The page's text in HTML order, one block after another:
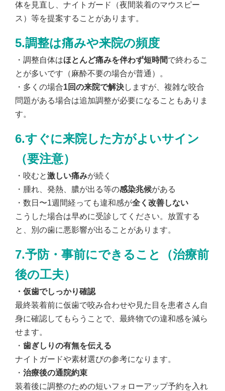
体を見直し、ナイトガード（夜間装着のマウスピー
ス）等を提案することがあります。
5.調整は痛みや来院の頻度
・調整自体はほとんど痛みを伴わず短時間で終わるこ
とが多いです（麻酔不要の場合が普通）。
・多くの場合1回の来院で解決しますが、複雑な咬合
問題がある場合は追加調整が必要になることもありま
す。
6.すぐに来院した方がよいサイン
（要注意）
・咬むと激しい痛みが続く
・腫れ、発熱、膿が出る等の感染兆候がある
・数日〜1週間経っても違和感が全く改善しない
こうした場合は早めに受診してください。放置する
と、別の歯に悪影響が出ることがあります。
7.予防・事前にできること（治療前
後の工夫）
・仮歯でしっかり確認
最終装着前に仮歯で咬み合わせや見た目を患者さん自
身に確認してもらうことで、最終物での違和感を減ら
せます。
・ 歯ぎしりの有無を伝える
ナイトガードや素材選びの参考になります。
・ 治療後の通院約束
装着後に調整のための短いフォローアップ予約を入れ